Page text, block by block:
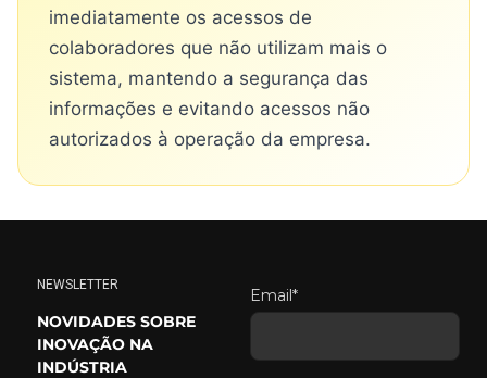
imediatamente os acessos de
colaboradores que não utilizam mais o
sistema, mantendo a segurança das
informações e evitando acessos não
autorizados à operação da empresa.
NEWSLETTER
NOVIDADES SOBRE
INOVAÇÃO NA
INDÚSTRIA
Email*